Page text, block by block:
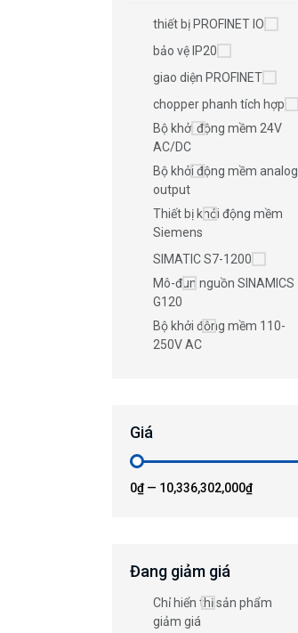
thiết bị PROFINET IO
bảo vệ IP20
giao diện PROFINET
chopper phanh tích hợp
Bộ khởi động mềm 24V
AC/DC
Bộ khởi động mềm analog
output
Thiết bị khởi động mềm
Siemens
SIMATIC S7-1200
Mô-đun nguồn SINAMICS
G120
Bộ khởi động mềm 110-
250V AC
Giá
0₫— 10,336,302,000₫
Đang giảm giá
Chỉ hiển thị sản phẩm
giảm giá